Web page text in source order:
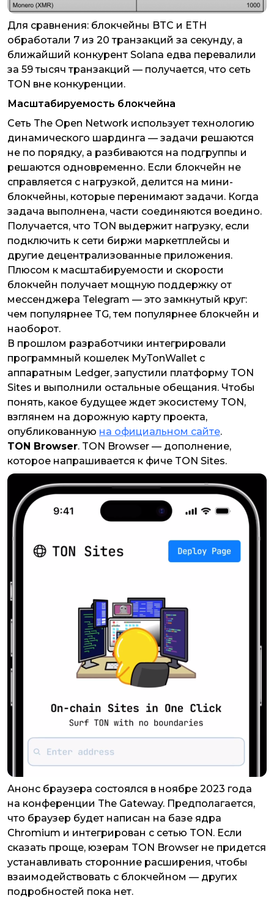
Для сравнения: блокчейны BTC и ETH
обработали 7 из 20 транзакций за секунду, а
ближайший конкурент Solana едва перевалили
за 59 тысяч транзакций — получается, что сеть
TON вне конкуренции.
Масштабируемость блокчейна
Сеть The Open Network использует технологию
динамического шардинга — задачи решаются
не по порядку, а разбиваются на подгруппы и
решаются одновременно. Если блокчейн не
справляется с нагрузкой, делится на мини-
блокчейны, которые перенимают задачи. Когда
задача выполнена, части соединяются воедино.
Получается, что TON выдержит нагрузку, если
подключить к сети биржи маркетплейсы и
другие децентрализованные приложения.
Плюсом к масштабируемости и скорости
блокчейн получает мощную поддержку от
мессенджера Telegram — это замкнутый круг:
чем популярнее TG, тем популярнее блокчейн и
наоборот.
В прошлом разработчики интегрировали
программный кошелек MyTonWallet с
аппаратным Ledger, запустили платформу TON
Sites и выполнили остальные обещания. Чтобы
понять, какое будущее ждет экосистему TON,
взглянем на дорожную карту проекта,
опубликованную на официальном сайте.
TON Browser. TON Browser — дополнение,
которое напрашивается к фиче TON Sites.
Анонс браузера состоялся в ноябре 2023 года
на конференции The Gateway. Предполагается,
что браузер будет написан на базе ядра
Chromium и интегрирован с сетью TON. Если
сказать проще, юзерам TON Browser не придется
устанавливать сторонние расширения, чтобы
взаимодействовать с блокчейном — других
подробностей пока нет.